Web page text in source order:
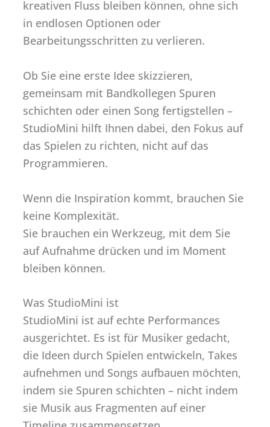
kreativen Fluss bleiben können, ohne sich
in endlosen Optionen oder
Bearbeitungsschritten zu verlieren.
Ob Sie eine erste Idee skizzieren,
gemeinsam mit Bandkollegen Spuren
schichten oder einen Song fertigstellen –
StudioMini hilft Ihnen dabei, den Fokus auf
das Spielen zu richten, nicht auf das
Programmieren.
Wenn die Inspiration kommt, brauchen Sie
keine Komplexität.
Sie brauchen ein Werkzeug, mit dem Sie
auf Aufnahme drücken und im Moment
bleiben können.
Was StudioMini ist
StudioMini ist auf echte Performances
ausgerichtet. Es ist für Musiker gedacht,
die Ideen durch Spielen entwickeln, Takes
aufnehmen und Songs aufbauen möchten,
indem sie Spuren schichten – nicht indem
sie Musik aus Fragmenten auf einer